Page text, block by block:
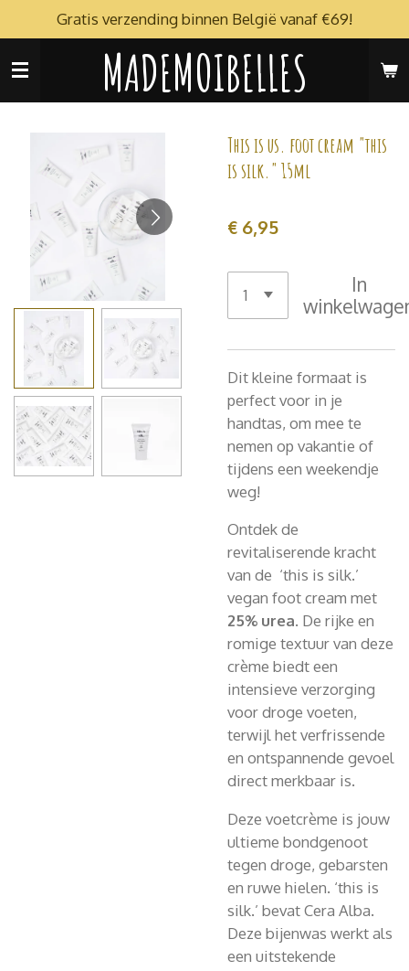
direct
naar
MADEMOIBELLES
Gratis verzending binnen België vanaf €69!
This is us. foot cream "this
is silk." 15ml
€ 6,95
In
Dit kleine formaat is
perfect voor in je
handtas, om mee te
nemen op vakantie of
tijdens een weekendje
weg!
Ontdek de
revitaliserende kracht
van de ‘this is silk.’
vegan foot cream met
25% urea. De rijke en
romige textuur van deze
crème biedt een
intensieve verzorging
voor droge voeten,
terwijl het verfrissende
en ontspannende gevoel
direct merkbaar is.
Deze voetcrème is jouw
ultieme bondgenoot
tegen droge, gebarsten
en ruwe hielen. ‘this is
silk.’ bevat Cera Alba.
Deze bijenwas werkt als
een uitstekende